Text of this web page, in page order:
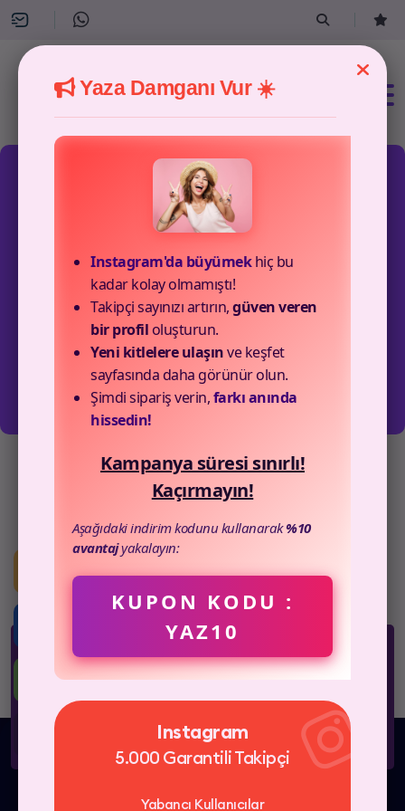
0 Hizmet Mevcut
Twitch Hizmetleri
Twitch platformu için sağlamış olduğumuz uygun fiyatlı ve
kaliteli servislerimizi inceleyebilir ve alışveriş yapabilirsiniz.
Whatsapp
+903129113382
destek@canmedya.net
Yaza Damganı Vur ☀️
Instagram'da büyümekhiç bu
kadar kolay olmamıştı!
Takipçi sayınızı artırın,güven veren
bir profil oluşturun.
Yeni kitlelere ulaşınve keşfet
sayfasında daha görünür olun.
Şimdi sipariş verin,farkı anında
hissedin!
Kampanya süresi sınırlı!
Kaçırmayın!
Aşağıdaki indirim kodunu kullanarak%10
avantajyakalayın:
KUPON KODU :
YAZ10
Instagram
5.000 Garantili Takipçi
Yabancı Kullanıcılar